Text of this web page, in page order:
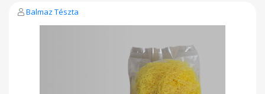
Balmaz Tészta